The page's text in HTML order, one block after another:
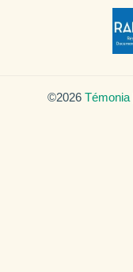
©2026 Témonia